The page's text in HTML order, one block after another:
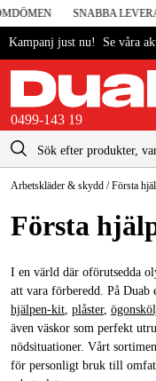
SNABBA
Kampanj just nu! Se våra
0499-143 19
Sverige
Danmark
Suomi
Norge
Deutschland
Maskiner & verktyg
Garage & verkstad
Maskintillbehör &
Arbetskläder & skydd
kontakt@duab.se
Arbetskläder & skydd /Första
Första
I en värld där oförutsedda
att vara förberedd. På
hjälpen-kit plåster,
även väskor som perfekt
nödsituationer. Vårt
för personligt bruk till